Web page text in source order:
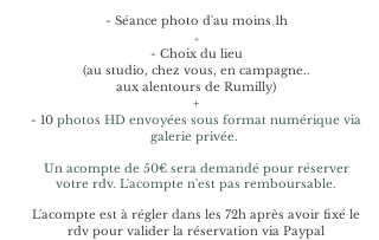
- Séance photo d'au moins 1h
+
- Choix du lieu
(au studio, chez vous, en campagne..
aux alentours de Rumilly)
+
- 10 photos HD envoyées sous format numérique via
galerie privée.
Un acompte de 50€ sera demandé pour réserver
votre rdv. L'acompte n'est pas remboursable.
L'acompte est à régler dans les 72h après avoir fixé le
rdv pour valider la réservation via Paypal